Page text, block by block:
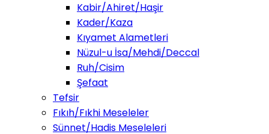
Kabir/Ahiret/Haşir
Kader/Kaza
Kıyamet Alametleri
Nüzul-u İsa/Mehdi/Deccal
Ruh/Cisim
Şefaat
Tefsir
Fıkıh/Fıkhi Meseleler
Sünnet/Hadis Meseleleri